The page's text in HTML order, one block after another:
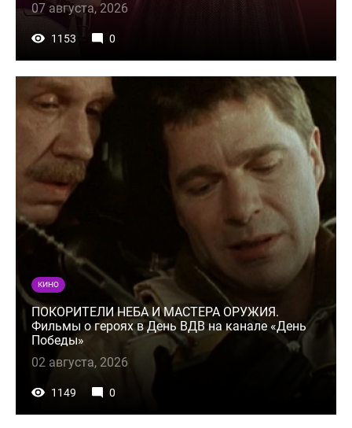
07 августа, 2026
1153 0
КИНО
ПОКОРИТЕЛИ НЕБА И МАСТЕРА ОРУЖИЯ.
Фильмы о героях в День ВДВ на канале «День
Победы»
02 августа, 2026
1149 0